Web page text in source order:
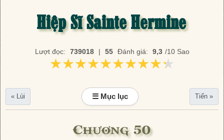
Hiệp Sĩ Sainte Hermine
Lượt đọc: 739018 | 55 Đánh giá: 9,3 /10 Sao
★★★★★★★★★★
★★★★★★★★★★
« Lùi ☰ Mục lục Tiến »
Chương 50